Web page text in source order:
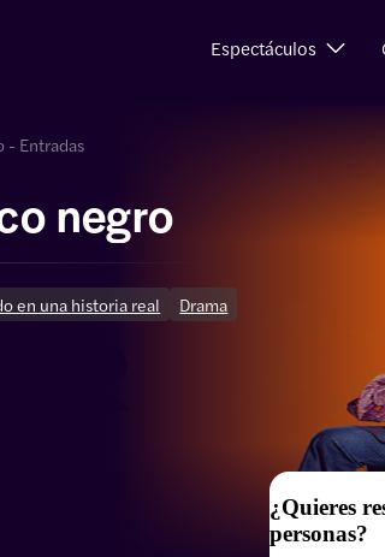
Espectáculos
- Entradas
negro
en una historia real Drama
¿Quieres
personas?